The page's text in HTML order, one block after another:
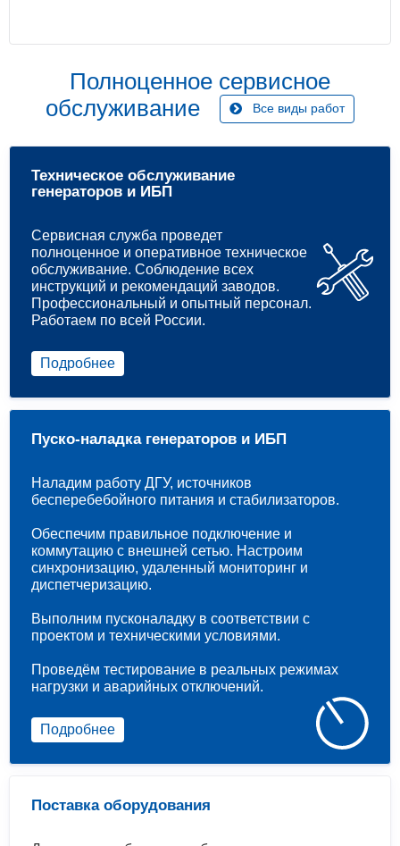
Полноценное сервисное
обслуживание
Все виды работ
Техническое обслуживание
генераторов и ИБП
Сервисная служба проведет
полноценное и оперативное техническое
обслуживание. Соблюдение всех
инструкций и рекомендаций заводов.
Профессиональный и опытный персонал.
Работаем по всей России.
Подробнее
Поставка оборудования
Пуско-наладка генераторов и ИБП
Наладим работу ДГУ, источников
бесперебебойного питания и стабилизаторов.
Обеспечим правильное подключение и
коммутацию с внешней сетью. Настроим
синхронизацию, удаленный мониторинг и
диспетчеризацию.
Выполним пусконаладку в соответствии с
проектом и техническими условиями.
Проведём тестирование в реальных режимах
нагрузки и аварийных отключений.
Подробнее